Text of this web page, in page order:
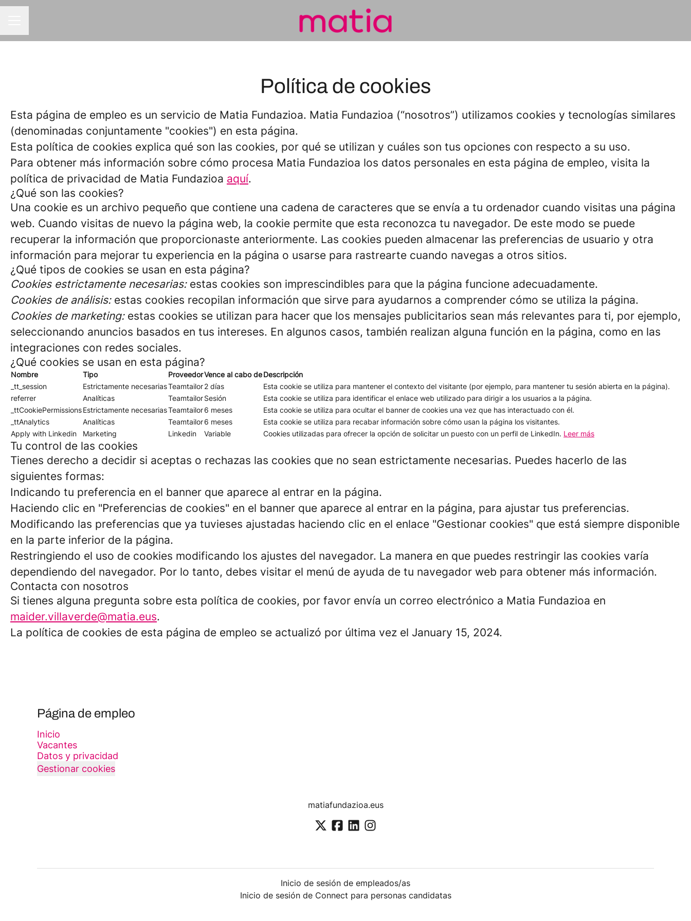
Política de cookies
Esta página de empleo es un servicio de Matia Fundazioa. Matia Fundazioa (“nosotros”) utilizamos cookies y tecnologías similares
(denominadas conjuntamente "cookies") en esta página.
Esta política de cookies explica qué son las cookies, por qué se utilizan y cuáles son tus opciones con respecto a su uso.
Para obtener más información sobre cómo procesa Matia Fundazioa los datos personales en esta página de empleo, visita la
política de privacidad de Matia Fundazioa aquí.
¿Qué son las cookies?
Una cookie es un archivo pequeño que contiene una cadena de caracteres que se envía a tu ordenador cuando visitas una página
web. Cuando visitas de nuevo la página web, la cookie permite que esta reconozca tu navegador. De este modo se puede
recuperar la información que proporcionaste anteriormente. Las cookies pueden almacenar las preferencias de usuario y otra
información para mejorar tu experiencia en la página o usarse para rastrearte cuando navegas a otros sitios.
¿Qué tipos de cookies se usan en esta página?
Cookies estrictamente necesarias:estas cookies son imprescindibles para que la página funcione adecuadamente.
Cookies de análisis:estas cookies recopilan información que sirve para ayudarnos a comprender cómo se utiliza la página.
Cookies de marketing:estas cookies se utilizan para hacer que los mensajes publicitarios sean más relevantes para ti, por ejemplo,
seleccionando anuncios basados en tus intereses. En algunos casos, también realizan alguna función en la página, como en las
integraciones con redes sociales.
¿Qué cookies se usan en esta página?
Nombre Tipo ProveedorVence al cabo deDescripción
_tt_session
Estrictamente necesariasTeamtailor2 días
Esta cookie se utiliza para mantener el contexto del visitante (por ejemplo, para mantener tu sesión abierta en la página).
referrer
Analíticas TeamtailorSesión
Esta cookie se utiliza para identificar el enlace web utilizado para dirigir a los usuarios a la página.
_ttCookiePermissionsEstrictamente necesariasTeamtailor6 meses
Esta cookie se utiliza para ocultar el banner de cookies una vez que has interactuado con él.
_ttAnalytics
Analíticas Teamtailor6 meses
Esta cookie se utiliza para recabar información sobre cómo usan la página los visitantes.
Apply with Linkedin
Marketing Linkedin Variable Cookies utilizadas para ofrecer la opción de solicitar un puesto con un perfil de LinkedIn. Leer más
Tu control de las cookies
Tienes derecho a decidir si aceptas o rechazas las cookies que no sean estrictamente necesarias. Puedes hacerlo de las
siguientes formas:
Indicando tu preferencia en el banner que aparece al entrar en la página.
Haciendo clic en "Preferencias de cookies" en el banner que aparece al entrar en la página, para ajustar tus preferencias.
Modificando las preferencias que ya tuvieses ajustadas haciendo clic en el enlace "Gestionar cookies" que está siempre disponible
en la parte inferior de la página.
Restringiendo el uso de cookies modificando los ajustes del navegador. La manera en que puedes restringir las cookies varía
dependiendo del navegador. Por lo tanto, debes visitar el menú de ayuda de tu navegador web para obtener más información.
Contacta con nosotros
Si tienes alguna pregunta sobre esta política de cookies, por favor envía un correo electrónico a Matia Fundazioa en
maider.villaverde@matia.eus.
La política de cookies de esta página de empleo se actualizó por última vez el January 15, 2024.
Página de empleo
Inicio
Vacantes
Datos y privacidad
Gestionar cookies
matiafundazioa.eus
Inicio de sesión de empleados/as
Inicio de sesión de Connect para personas candidatas